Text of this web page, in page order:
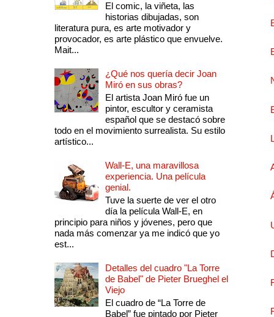
El comic, la viñeta, las
historias dibujadas, son
literatura pura, es arte motivador y
provocador, es arte plástico que envuelve.
Mait...
¿Qué nos quería decir Joan
Miró en sus obras?
El artista Joan Miró fue un
pintor, escultor y ceramista
español que se destacó sobre
todo en el movimiento surrealista. Su estilo
artístico...
Wall-E, una maravillosa
experiencia. Una película
genial.
Tuve la suerte de ver el otro
día la película Wall-E, en
principio para niños y jóvenes, pero que
nada más comenzar ya me indicó que yo
est...
Detalles del cuadro "La Torre
de Babel" de Pieter Brueghel el
Viejo
El cuadro de “La Torre de
Babel” fue pintado por Pieter